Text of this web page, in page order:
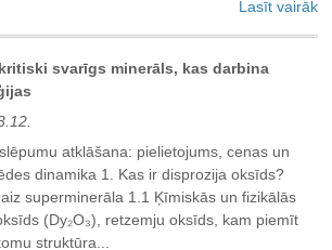
Lasīt vairāk
svarīgs minerāls, kas darbina
atklāšana: pielietojums, cenas un
dinamika ‌1. Kas ir disprozija oksīds?
superminerāla ‌1.1 Ķīmiskās un fizikālās
(Dy₂O₃), retzemju oksīds, kam piemīt
struktūra...